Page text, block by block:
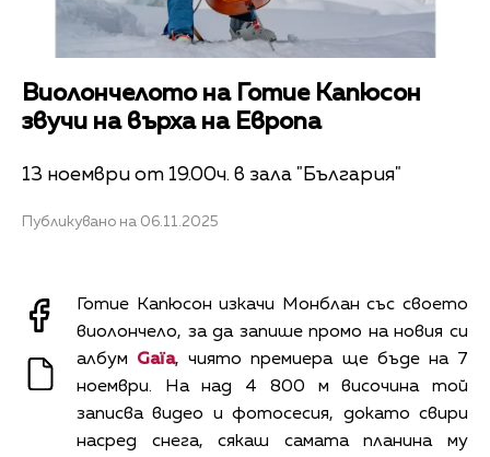
Виолончелото на Готие Капюсон
звучи на върха на Европа
13 ноември от 19.00ч. в зала "България"
Публикувано на 06.11.2025
Готие Капюсон изкачи Монблан със своето
виолончело, за да запише промо на новия си
албум Gaïa, чиято премиера ще бъде на 7
ноември. На над 4 800 м височина той
записва видео и фотосесия, докато свири
насред снега, сякаш самата планина му